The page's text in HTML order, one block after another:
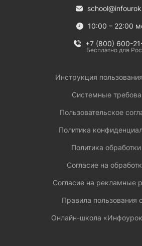
10:00 – 22:00
+7 (800) 600-
Бесплатно для
Инструкция
Системные
Пользовательское
Политика
Политика
Согласие на
Согласие на рекламные
Правила пользования
Онлайн-школа